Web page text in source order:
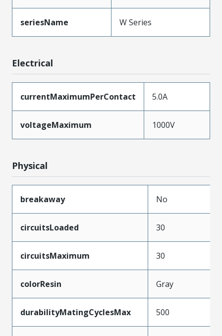
seriesName W Series
Electrical
currentMaximumPerContact 5.0A
voltageMaximum 1000V
Physical
breakaway No
circuitsLoaded 30
circuitsMaximum 30
colorResin Gray
durabilityMatingCyclesMax 500